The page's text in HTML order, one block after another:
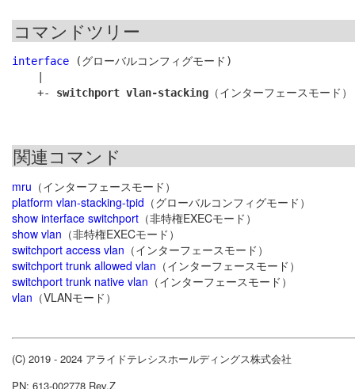
コマンドツリー
interface (グローバルコンフィグモード)
    +-
switchport vlan-stacking
関連コマンド
mru （インターフェースモード）
platform vlan-stacking-tpid （グローバルコンフィグモード）
show interface switchport （非特権EXECモード）
show vlan （非特権EXECモード）
switchport access vlan （インターフェースモード）
switchport trunk allowed vlan （インターフェースモード）
switchport trunk native vlan （インターフェースモード）
vlan （VLANモード）
(C) 2019 - 2024 アライドテレシスホールディングス株式会社
PN: 613-002778 Rev.Z